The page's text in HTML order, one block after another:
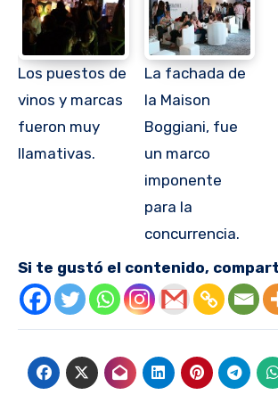
Los puestos de
vinos y marcas
fueron muy
llamativas.
La fachada de
la Maison
Boggiani, fue
un marco
imponente
para la
concurrencia.
Si te gustó el contenido,